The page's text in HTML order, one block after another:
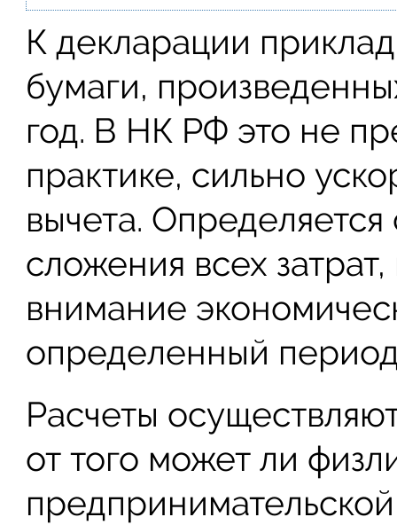
К декларации
бумаги,
год. В НК РФ это не
практике, сильно
вычета.
сложения всех
внимание
определенный
Расчеты
от того может ли